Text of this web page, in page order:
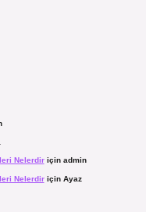
Nelerdiriçin admin
Nelerdiriçin Ayaz